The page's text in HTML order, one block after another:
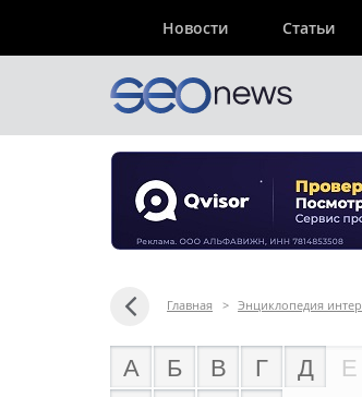
Новости Статьи
Главная > Энциклопедия
А Б В Г Д Е